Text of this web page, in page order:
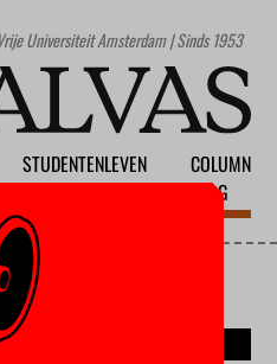
Universiteit Amsterdam | Sinds 1953
STUDENTENLEVEN
COLUMN
BLOG